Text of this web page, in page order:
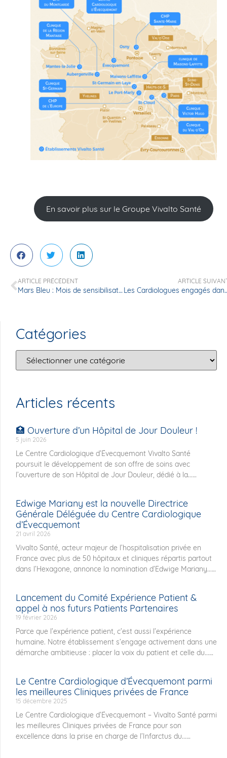
En savoir plus sur le Groupe Vivalto Santé
ARTICLE PRÉCÉDENT
Mars Bleu : Mois de sensibilisation au cancer colorectal
ARTICLE
Les Cardiologues engagés
Catégories
Articles récents
🏥 Ouverture d’un Hôpital de Jour Douleur !
5 juin 2026
Le Centre Cardiologique d’Évecquemont Vivalto Santé
poursuit le développement de son offre de soins avec
l’ouverture de son Hôpital de Jour Douleur, dédié à la...
Edwige Mariany est la nouvelle Directrice
Générale Déléguée du Centre Cardiologique
d’Évecquemont
21 avril 2026
Vivalto Santé, acteur majeur de l’hospitalisation privée en
France avec plus de 50 hôpitaux et cliniques répartis partout
dans l’Hexagone, annonce la nomination d’Edwige Mariany...
Lancement du Comité Expérience Patient &
appel à nos futurs Patients Partenaires
19 février 2026
Parce que l’expérience patient, c’est aussi l’expérience
humaine. Notre établissement s’engage activement dans une
démarche ambitieuse : placer la voix du patient et celle du...
Le Centre Cardiologique d’Évecquemont parmi
les meilleures Cliniques privées de France
15 décembre 2025
Le Centre Cardiologique d’Évecquemont – Vivalto Santé parmi
les meilleures Cliniques privées de France pour son
excellence dans la prise en charge de l’Infarctus du...